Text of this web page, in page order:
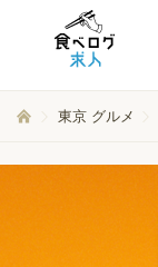
東京 グルメ